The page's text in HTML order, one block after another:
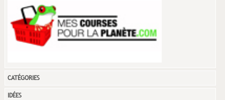
CATÉGORIES
IDÉES